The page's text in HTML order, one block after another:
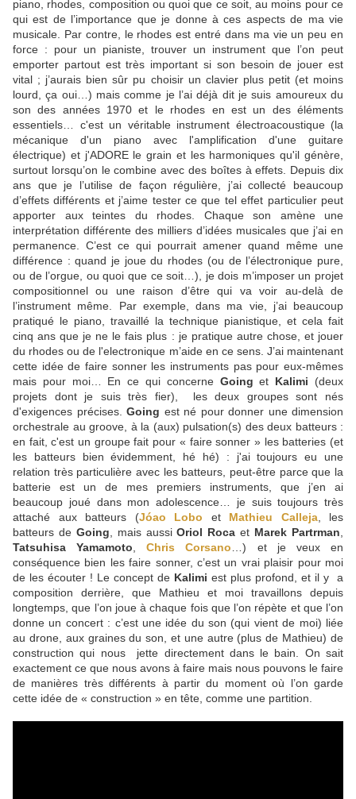
piano, rhodes, composition ou quoi que ce soit, au moins pour ce
qui est de l’importance que je donne à ces aspects de ma vie
musicale. Par contre, le rhodes est entré dans ma vie un peu en
force : pour un pianiste, trouver un instrument que l’on peut
emporter partout est très important si son besoin de jouer est
vital ; j’aurais bien sûr pu choisir un clavier plus petit (et moins
lourd, ça oui…) mais comme je l’ai déjà dit je suis amoureux du
son des années 1970 et le rhodes en est un des éléments
essentiels… c'est un véritable instrument électroacoustique (la
mécanique d'un piano avec l'amplification d'une guitare
électrique) et j'ADORE le grain et les harmoniques qu'il génère,
surtout lorsqu’on le combine avec des boîtes à effets. Depuis dix
ans que je l’utilise de façon régulière, j’ai collecté beaucoup
d’effets différents et j’aime tester ce que tel effet particulier peut
apporter aux teintes du rhodes. Chaque son amène une
interprétation différente des milliers d’idées musicales que j’ai en
permanence. C’est ce qui pourrait amener quand même une
différence : quand je joue du rhodes (ou de l’électronique pure,
ou de l’orgue, ou quoi que ce soit…), je dois m’imposer un projet
compositionnel ou une raison d’être qui va voir au-delà de
l’instrument même. Par exemple, dans ma vie, j’ai beaucoup
pratiqué le piano, travaillé la technique pianistique, et cela fait
cinq ans que je ne le fais plus : je pratique autre chose, et jouer
du rhodes ou de l'electronique m’aide en ce sens. J’ai maintenant
cette idée de faire sonner les instruments pas pour eux-mêmes
mais pour moi… En ce qui concerne Going et Kalimi (deux
projets dont je suis très fier), les deux groupes sont nés
d'exigences précises. Going est né pour donner une dimension
orchestrale au groove, à la (aux) pulsation(s) des deux batteurs :
en fait, c'est un groupe fait pour « faire sonner » les batteries (et
les batteurs bien évidemment, hé hé) : j'ai toujours eu une
relation très particulière avec les batteurs, peut-être parce que la
batterie est un de mes premiers instruments, que j’en ai
beaucoup joué dans mon adolescence… je suis toujours très
attaché aux batteurs (Jóao Lobo et Mathieu Calleja, les
batteurs de Going , mais aussiOriol Roca et Marek Partrman
Tatsuhisa Yamamoto ,Chris Corsano …) et je veux en
conséquence bien les faire sonner, c’est un vrai plaisir pour moi
de les écouter ! Le concept de Kalimi est plus profond, et il y a
composition derrière, que Mathieu et moi travaillons depuis
longtemps, que l’on joue à chaque fois que l’on répète et que l’on
donne un concert : c’est une idée du son (qui vient de moi) liée
au drone, aux graines du son, et une autre (plus de Mathieu) de
construction qui nous jette directement dans le bain. On sait
exactement ce que nous avons à faire mais nous pouvons le faire
de manières très différents à partir du moment où l’on garde
cette idée de « construction » en tête, comme une partition.